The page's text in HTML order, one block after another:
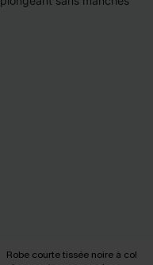
Robe courte tissée noire à col